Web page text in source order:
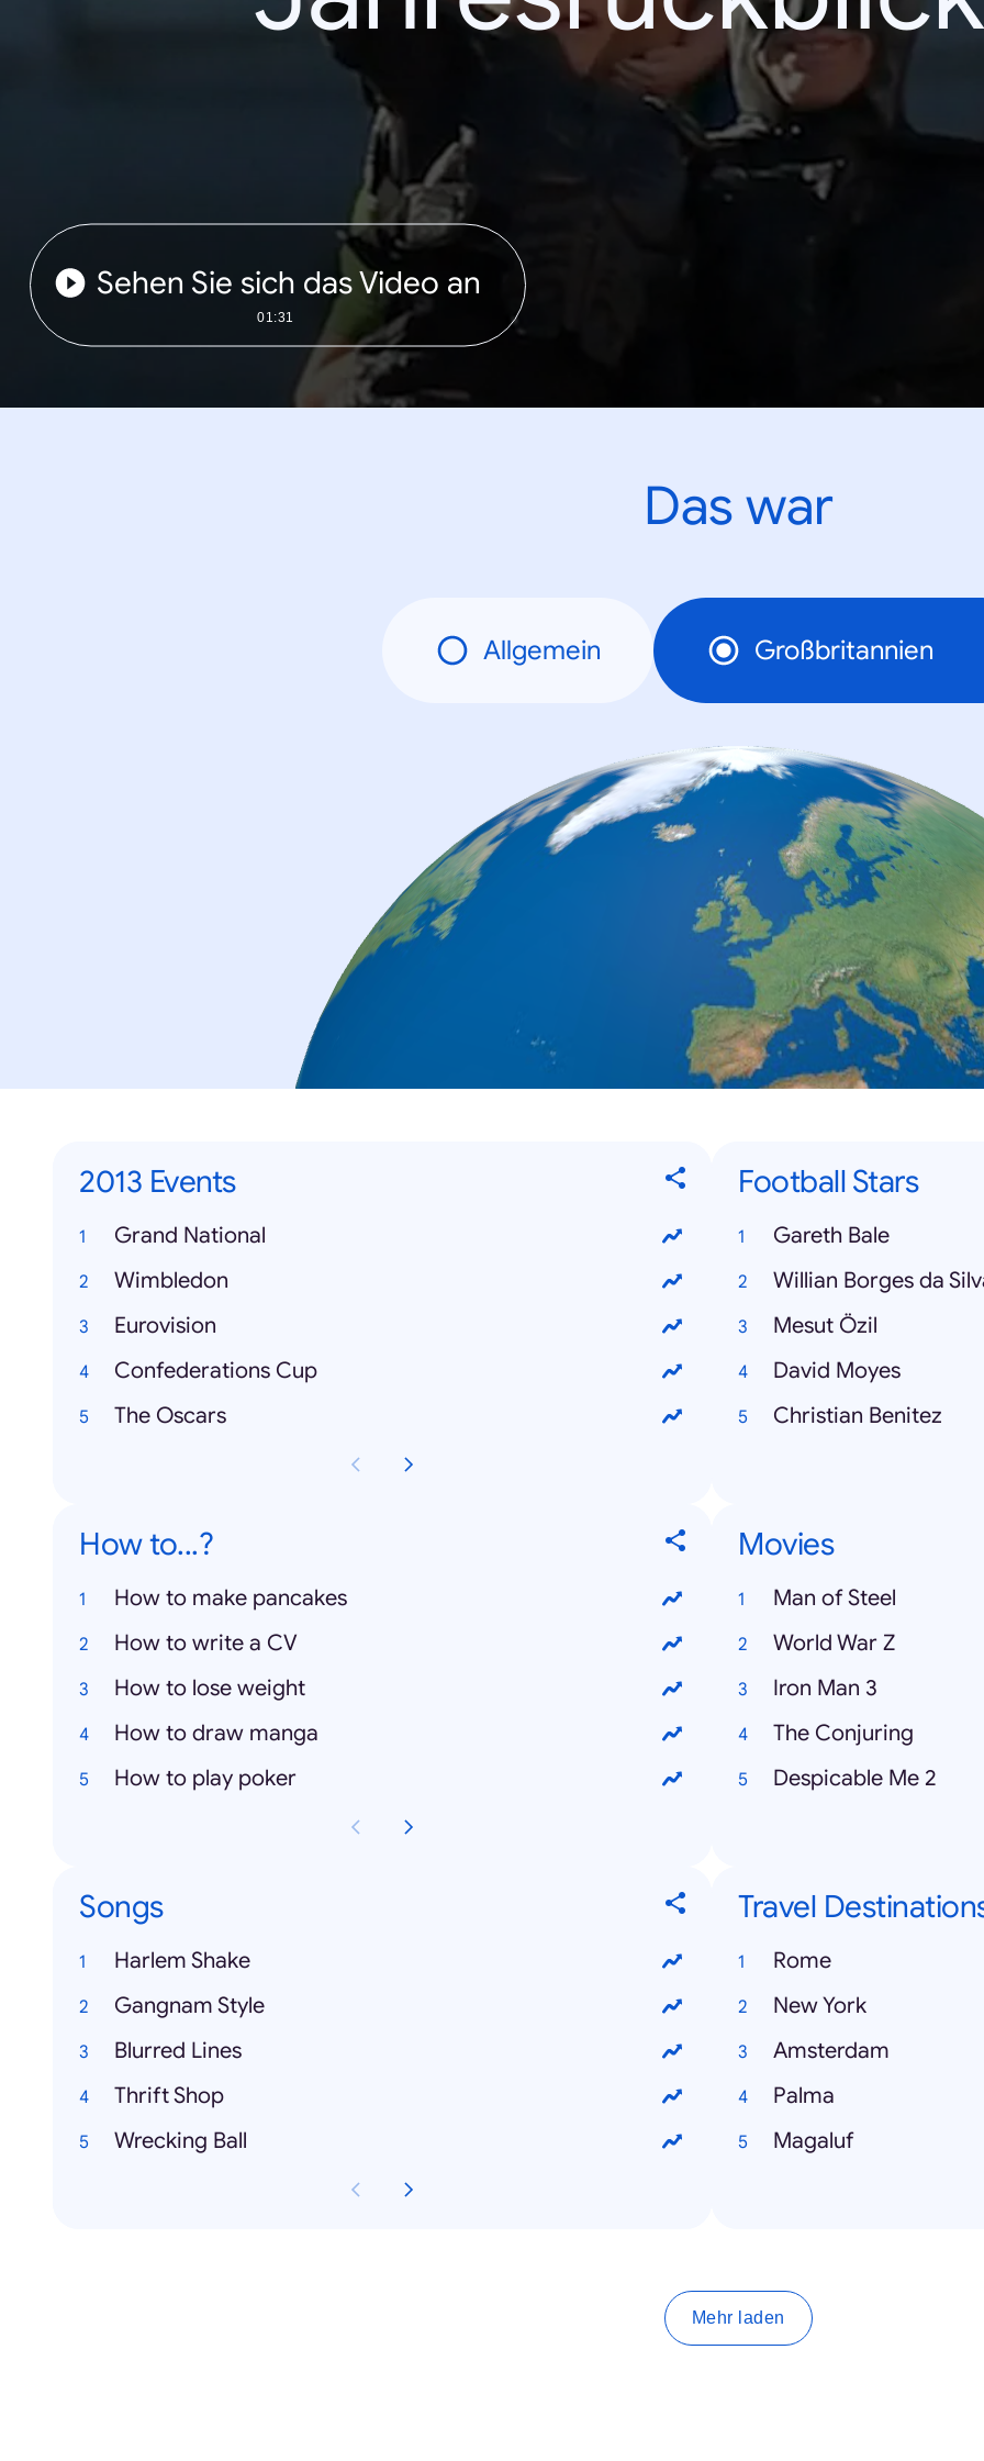
Sehen Sie sich das Video an
01:31
Das war
Allgemein Großbritannien
2013 Events
Grand National
Wimbledon
Eurovision
Confederations Cup
The Oscars
Football Stars
Gareth Bale
Willian Borges da
Mesut Özil
David Moyes
Christian Benitez
How to...?
How to make pancakes
How to write a CV
How to lose weight
How to draw manga
How to play poker
Movies
Man of Steel
World War Z
Iron Man 3
The Conjuring
Despicable Me 2
Songs
Harlem Shake
Gangnam Style
Blurred Lines
Thrift Shop
Wrecking Ball
Travel
Rome
New York
Amsterdam
Palma
Magaluf
Mehr laden